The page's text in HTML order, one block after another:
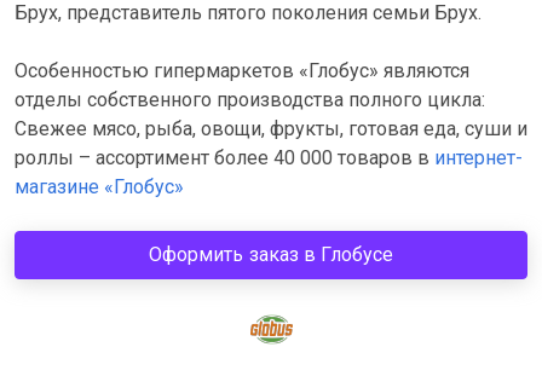
Брух, представитель пятого поколения семьи Брух.
Особенностью гипермаркетов «Глобус» являются
отделы собственного производства полного цикла:
Свежее мясо, рыба, овощи, фрукты, готовая еда, суши и
роллы – ассортимент более 40 000 товаров в интернет-
магазине «Глобус»
Оформить заказ в Глобусе